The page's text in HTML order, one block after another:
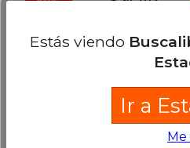
Estás viendo
Ir a